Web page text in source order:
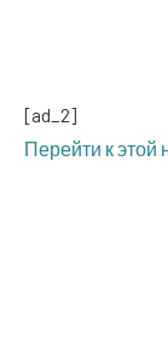
[ad_2]
Перей­ти к этой